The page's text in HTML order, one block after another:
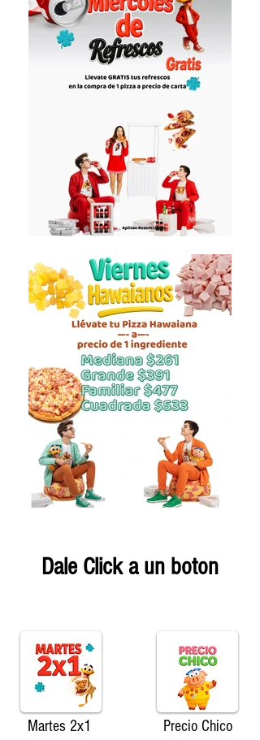
Dale Click a un boton
Precio Chico
Martes 2x1